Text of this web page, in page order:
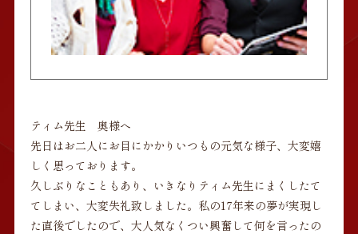
ティム先生 奥様へ
先日はお二人にお目にかかりいつもの元気な様子、大変嬉
しく思っております。
久しぶりなこともあり、いきなりティム先生にまくしたて
てしまい、大変失礼致しました。私の17年来の夢が実現し
た直後でしたので、大人気なくつい興奮して何を言ったの